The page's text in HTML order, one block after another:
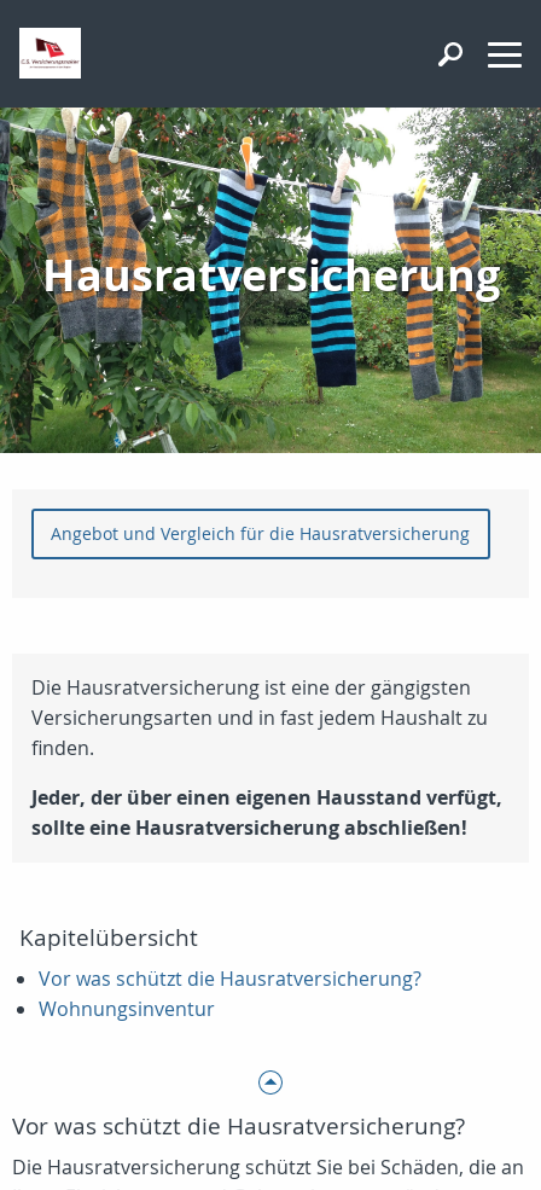
Hausratversicherung
Angebot und Vergleich für die Hausratversicherung
Die Hausratversicherung ist eine der gängigsten
Versicherungsarten und in fast jedem Haushalt zu
finden.
Jeder, der über einen eigenen Hausstand verfügt,
sollte eine Hausratversicherung abschließen!
Kapitelübersicht
Vor was schützt die Hausratversicherung?
Wohnungsinventur
Vor was schützt die Hausratversicherung?
Die Hausratversicherung schützt Sie bei Schäden, die an